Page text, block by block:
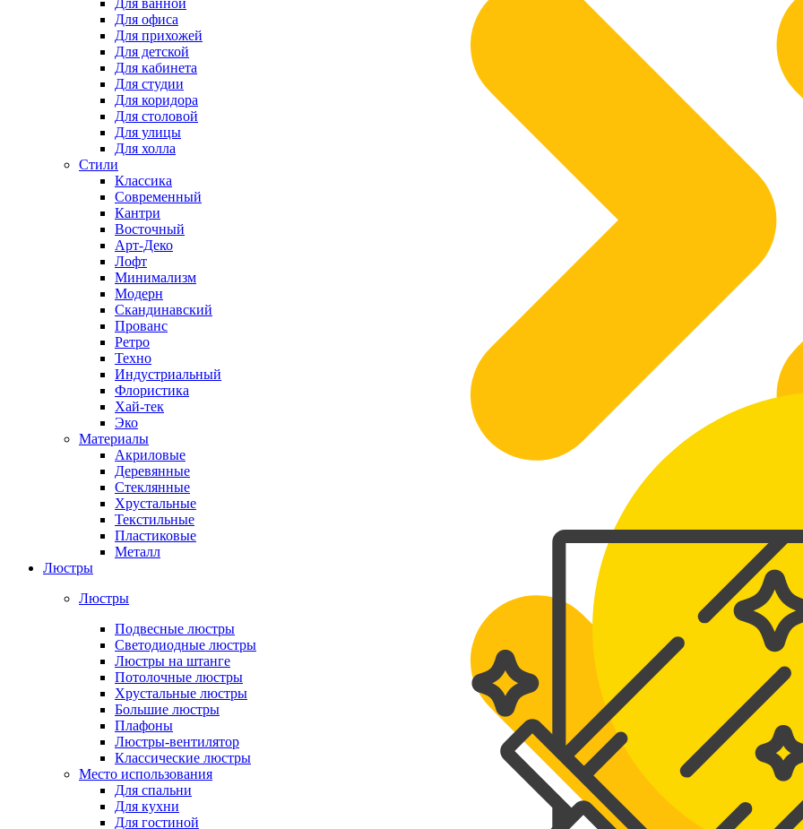
Для ванной
Для офиса
Для прихожей
Для детской
Для кабинета
Для студии
Для коридора
Для столовой
Для улицы
Для холла
Стили
Классика
Современный
Кантри
Восточный
Арт-Деко
Лофт
Минимализм
Модерн
Скандинавский
Прованс
Ретро
Техно
Индустриальный
Флористика
Хай-тек
Эко
Материалы
Акриловые
Деревянные
Стеклянные
Хрустальные
Текстильные
Пластиковые
Металл
Люстры
Люстры
Подвесные люстры
Светодиодные люстры
Люстры на штанге
Потолочные люстры
Хрустальные люстры
Большие люстры
Плафоны
Люстры-вентилятор
Классические люстры
Место использования
Для спальни
Для кухни
Для гостиной